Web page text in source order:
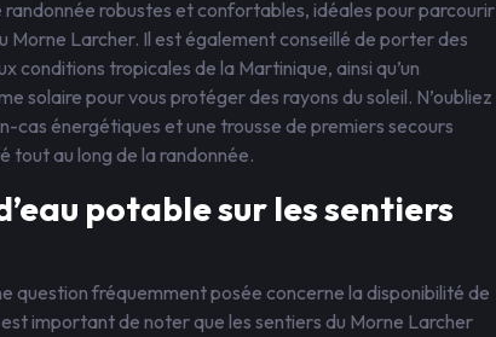
robustes et confortables, idéales pour parcourir
Morne Larcher. Il est également conseillé de porter des
tropicales de la Martinique, ainsi qu’un
solaire pour vous protéger des rayons du soleil. N’oubliez
cas énergétiques et une trousse de premiers secours
au long de la randonnée.
potable sur les sentiers
question fréquemment posée concerne la disponibilité de
important de noter que les sentiers du Morne Larcher